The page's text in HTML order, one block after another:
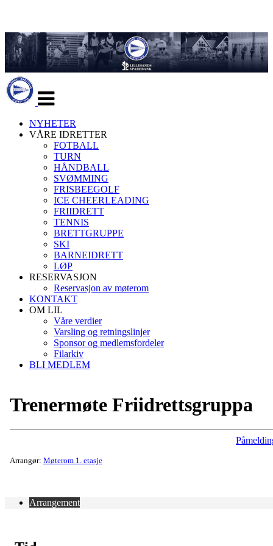
navigasjon
NYHETER
VÅRE IDRETTER
FOTBALL
TURN
HÅNDBALL
SVØMMING
FRISBEEGOLF
ICE CHEERLEADING
FRIIDRETT
TENNIS
BRETTGRUPPE
SKI
BARNEIDRETT
LØP
RESERVASJON
Reservasjon av møterom
KONTAKT
OM LIL
Våre verdier
Varsling og retningslinjer
Sponsor og medlemsfordeler
Filarkiv
BLI MEDLEM
Trenermøte Friidrettsgruppa
Arrangør: Møterom 1. etasje
Arrangement